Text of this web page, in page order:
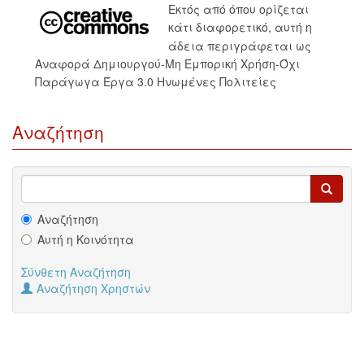
Εκτός από όπου ορίζεται
κάτι διαφορετικό, αυτή η
άδεια περιγράφεται ως
Αναφορά Δημιουργού-Μη Εμπορική Χρήση-Όχι
Παράγωγα Έργα 3.0 Ηνωμένες Πολιτείες
Αναζήτηση
Αναζήτηση
Αυτή η Κοινότητα
Σύνθετη Αναζήτηση
Αναζήτηση Χρηστών